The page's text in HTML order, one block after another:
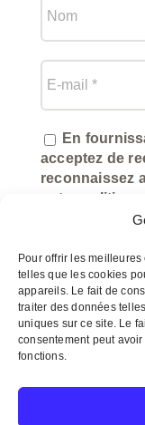
Pour offrir les
telles que les cookies
appareils. Le fait de
traiter des données
uniques sur ce site. Le
consentement peut
fonctions.
En
acceptez de
reconnaissez
notre
utilisation des